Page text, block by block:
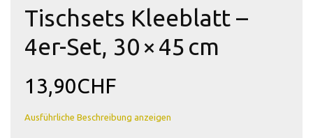
Tischsets Kleeblatt –
4er-Set, 30 × 45 cm
13,90CHF
Ausführliche Beschreibung anzeigen